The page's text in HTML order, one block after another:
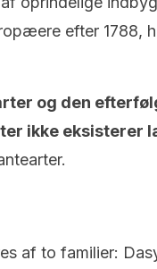
efter 1788,
og den
ikke eksisterer
af to familier: